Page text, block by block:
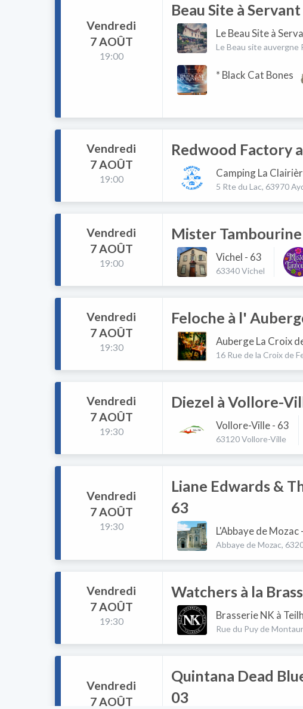
Vendredi
7 AOÛT
19:00
Beau Site à
Le Beau Site à
Le Beau site
* Black Cat Bones
Vendredi
7 AOÛT
19:00
Redwood Factory
Camping La
5 Rte du Lac, 63970
Vendredi
7 AOÛT
19:00
Mister
Vichel - 63
63340 Vichel
Vendredi
7 AOÛT
19:30
Feloche à l'
Auberge La Croix
16 Rue de la Croix de
Vendredi
7 AOÛT
19:30
Diezel à Vollore-
Vollore-Ville - 63
63120 Vollore-Ville
Vendredi
7 AOÛT
19:30
Liane Edwards &
63
L'Abbaye de Mozac
Abbaye de Mozac,
Vendredi
7 AOÛT
19:30
Watchers à la
Brasserie NK à
Rue du Puy de
Vendredi
7 AOÛT
Quintana Dead
03